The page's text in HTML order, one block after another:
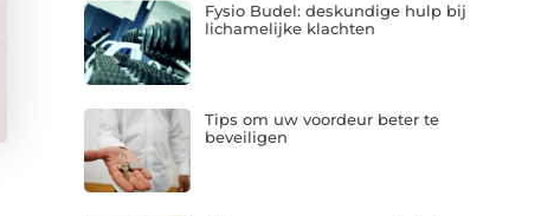
Fysio Budel: deskundige hulp bij
lichamelijke klachten
Tips om uw voordeur beter te
beveiligen